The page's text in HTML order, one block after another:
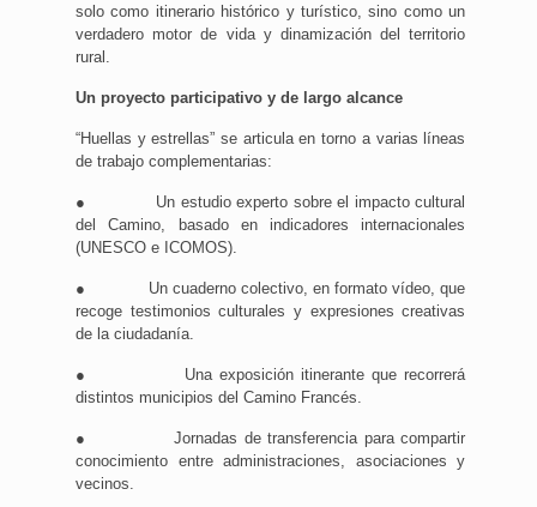
solo como itinerario histórico y turístico, sino como un
verdadero motor de vida y dinamización del territorio
rural.
Un proyecto participativo y de largo alcance
“Huellas y estrellas” se articula en torno a varias líneas
de trabajo complementarias:
● Un estudio experto sobre el impacto cultural
del Camino, basado en indicadores internacionales
(UNESCO e ICOMOS).
● Un cuaderno colectivo, en formato vídeo, que
recoge testimonios culturales y expresiones creativas
de la ciudadanía.
● Una exposición itinerante que recorrerá
distintos municipios del Camino Francés.
● Jornadas de transferencia para compartir
conocimiento entre administraciones, asociaciones y
vecinos.